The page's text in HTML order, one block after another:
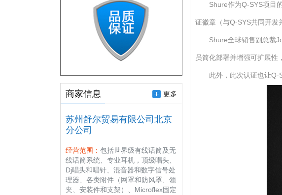
商家信息 更多
苏州舒尔贸易有限公司北京
分公司
经营范围： 包括世界级有线话筒及无
线话筒系统、专业耳机，顶级唱头、
Dj唱头和唱针、混音器和数字信号处
理器、各类附件（网罩和防风罩、领
夹、安装件和支架）、Microflex固定
Shure作为Q-SYS项目
证徽章（与Q-SYS共同开发
Shure全球销售副总裁
员简化部署并增强可扩展性
此外，此次认证也让Q-